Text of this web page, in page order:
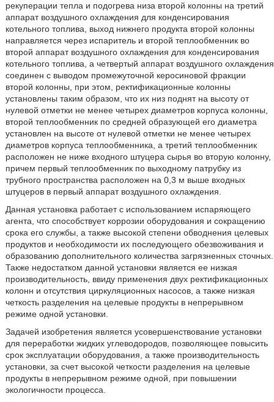
рекуперации тепла и подогрева низа второй колонны на третий
аппарат воздушного охлаждения для конденсирования
котельного топлива, выход нижнего продукта второй колонны
направляется через испаритель и второй теплообменник во
второй аппарат воздушного охлаждения для конденсирования
котельного топлива, а четвертый аппарат воздушного охлаждения
соединен с выводом промежуточной керосиновой фракции
второй колонны, при этом, ректификационные колонны
установлены таким образом, что их низ поднят на высоту от
нулевой отметки не менее четырех диаметров корпуса колонны,
второй теплообменник по средней образующей его диаметра
установлен на высоте от нулевой отметки не менее четырех
диаметров корпуса теплообменника, а третий теплообменник
расположен не ниже входного штуцера сырья во вторую колонну,
причем первый теплообменник по выходному патрубку из
трубного пространства расположен на 0,3 м выше входных
штуцеров в первый аппарат воздушного охлаждения.
Данная установка работает с использованием испаряющего
агента, что способствует коррозии оборудования и сокращению
срока его службы, а также высокой степени обводнения целевых
продуктов и необходимости их последующего обезвоживания и
образованию дополнительного количества загрязненных сточных.
Также недостатком данной установки является ее низкая
производительность, ввиду применения двух ректификационных
колонн и отсутствия циркуляционных насосов, а также низкая
четкость разделения на целевые продукты в непрерывном
режиме одной установки.
Задачей изобретения является усовершенствование установки
для переработки жидких углеводородов, позволяющее повысить
срок эксплуатации оборудования, а также производительность
установки, за счет высокой четкости разделения на целевые
продукты в непрерывном режиме одной, при повышении
экологичности процесса.